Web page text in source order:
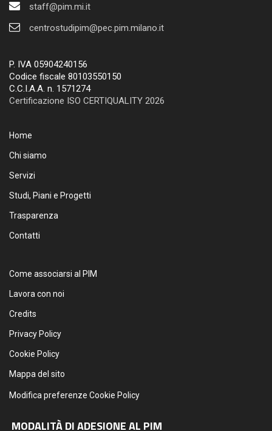
staff@pim.mi.it
centrostudipim@pec.pim.milano.it
P. IVA 05904240156
Codice fiscale 80103550150
C.C.I.A.A. n. 1571274
Certificazione ISO CERTIQUALITY 2026
Home
Chi siamo
Servizi
Studi, Piani e Progetti
Trasparenza
Contatti
Come associarsi al PIM
Lavora con noi
Credits
Privacy Policy
Cookie Policy
Mappa del sito
Modifica preferenze Cookie Policy
MODALITÀ DI ADESIONE AL PIM